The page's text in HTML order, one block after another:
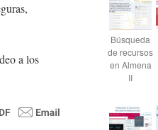
a los
Búsqueda
de recursos
en Almena
II